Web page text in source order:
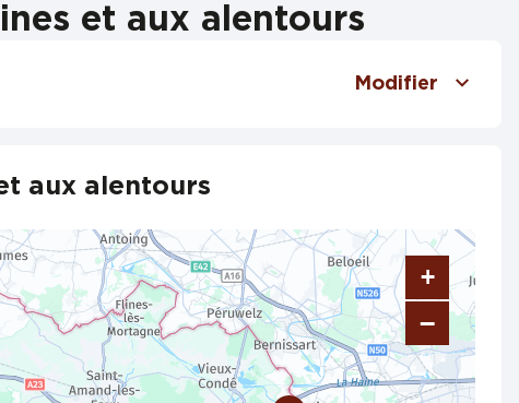
et aux alentours
Modifier
aux alentours
+
−